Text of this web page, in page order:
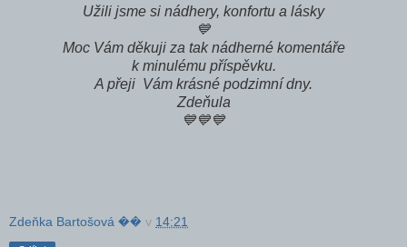
Užili jsme si nádhery, konfortu a lásky
💙
Moc Vám děkuji za tak nádherné komentáře
k minulému příspěvku.
A přeji Vám krásné podzimní dny.
Zdeňula
💙💙💙
Zdeňka Bartošová �� v 14:21